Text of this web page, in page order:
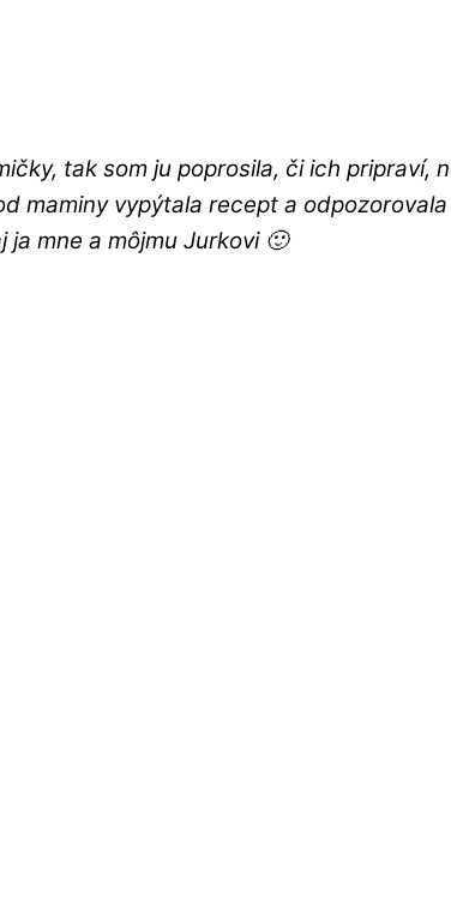
tak som ju poprosila, či ich pripraví,
maminy vypýtala recept a
mne a môjmu Jurkovi 🙂